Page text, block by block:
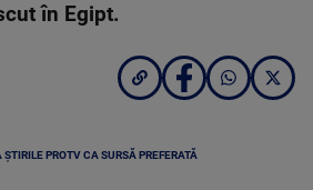
în Egipt.
PROTV CA SURSĂ PREFERATĂ